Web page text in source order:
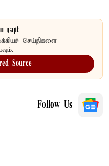
செய்திகளை
Source
Follow Us